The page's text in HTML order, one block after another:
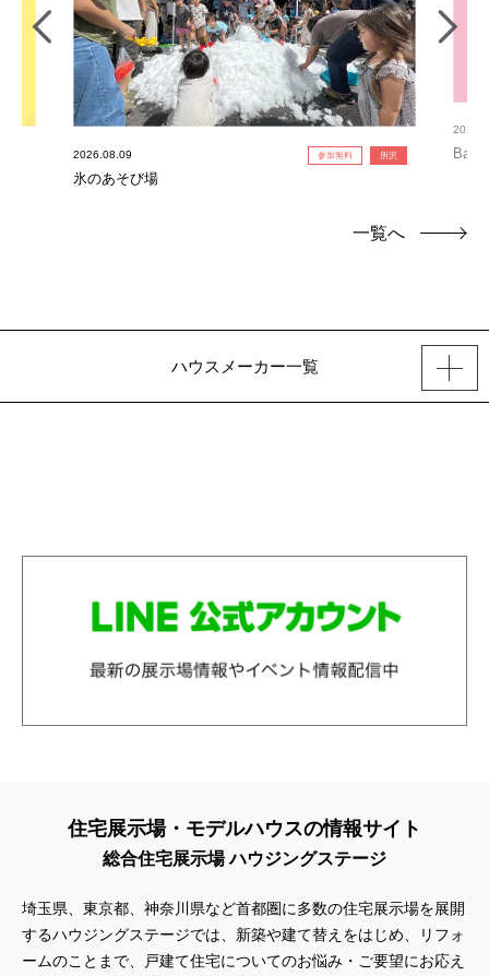
2026.08.09 参加無料 所沢
氷のあそび場
一覧へ
ハウスメーカー一覧
住宅展示場・モデルハウスの情報サイト
総合住宅展示場 ハウジングステージ
埼玉県、東京都、神奈川県など首都圏に多数の住宅展示場を展開
するハウジングステージでは、新築や建て替えをはじめ、リフォ
ームのことまで、戸建て住宅についてのお悩み・ご要望にお応え